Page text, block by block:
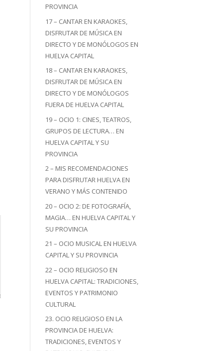
PROVINCIA
17 – CANTAR EN KARAOKES,
DISFRUTAR DE MÚSICA EN
DIRECTO Y DE MONÓLOGOS EN
HUELVA CAPITAL
18 – CANTAR EN KARAOKES,
DISFRUTAR DE MÚSICA EN
DIRECTO Y DE MONÓLOGOS
FUERA DE HUELVA CAPITAL
19 – OCIO 1: CINES, TEATROS,
GRUPOS DE LECTURA… EN
HUELVA CAPITAL Y SU
PROVINCIA
2 – MIS RECOMENDACIONES
PARA DISFRUTAR HUELVA EN
VERANO Y MÁS CONTENIDO
20 – OCIO 2: DE FOTOGRAFÍA,
MAGIA… EN HUELVA CAPITAL Y
SU PROVINCIA
21 – OCIO MUSICAL EN HUELVA
CAPITAL Y SU PROVINCIA
22 – OCIO RELIGIOSO EN
HUELVA CAPITAL: TRADICIONES,
EVENTOS Y PATRIMONIO
CULTURAL
23. OCIO RELIGIOSO EN LA
PROVINCIA DE HUELVA:
TRADICIONES, EVENTOS Y